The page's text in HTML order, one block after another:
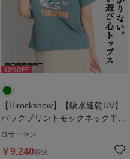
30%OFF
【Hirockshow】【吸水速乾UV】
バックプリントモックネック半袖
カットソー
ロサーセン
￥9,240税込